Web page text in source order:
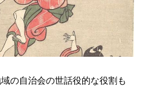
の自治会の世話役的な役割も